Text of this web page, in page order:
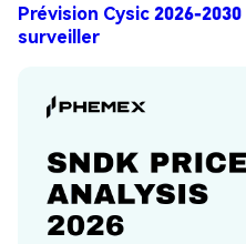
Prévision Cysic 2026-
surveiller